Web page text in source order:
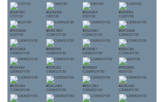
#26B7BC
C70Y30
#00AEBB
C80Y30
#00A6BA
C90Y30
#009FB9
C100Y30
#FEEBBE
M10Y30
#EBE3BD
C10M10Y30
#D5DABC
C20M10Y30
#BED2BB
C30M10Y30
#A5C8BA
C40M10Y30
#88BFB8
C50M10Y30
#67B5B7
C60M10Y30
#38ACB5
C70M10Y30
#00A4B4
C80M10Y30
#009CB3
C90M10Y30
#0096B2
C100M10Y30
#FBD8B5
M20Y30
#E9D1B5
C10M20Y30
#D4CAB4
C20M20Y30
#BEC2B3
C30M20Y30
#A6BAB2
C40M20Y30